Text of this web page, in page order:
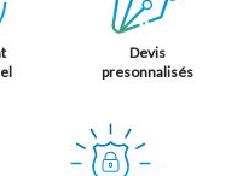
Devis
presonnalisés